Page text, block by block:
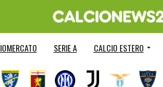
SERIE A CALCIO ESTERO